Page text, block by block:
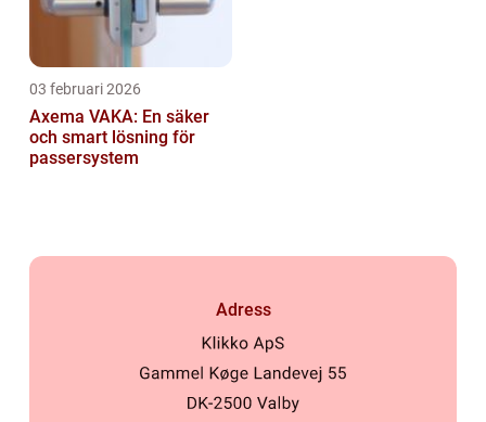
03 februari 2026
Axema VAKA: En säker
och smart lösning för
passersystem
Adress